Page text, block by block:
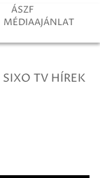
ÁSZF
MÉDIAAJÁNLAT
SIXO TV HÍREK